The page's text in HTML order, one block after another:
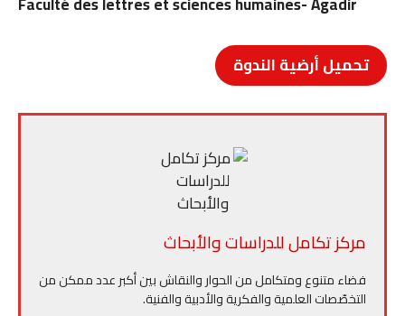
تحميل أرضية الندوة
مركز تكامل للدراسات والأبحاث
فضاء متنوع ومتكامل من الحوار والنقاش بين أكبر عدد ممكن من
التخصّصات العلمية والفكرية والأدبية والفنية.